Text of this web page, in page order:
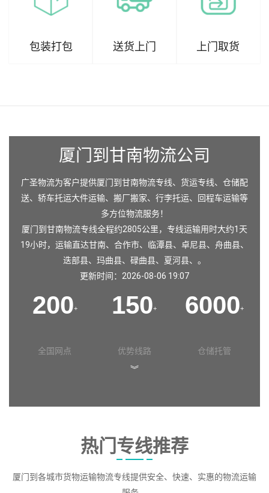
包装打包 送货上门 上门取货
厦门到甘南物流公司
广圣物流为客户提供厦门到甘南物流专线、货运专线、仓储配
送、轿车托运大件运输、搬厂搬家、行李托运、回程车运输等
多方位物流服务！
厦门到甘南物流专线全程约2805公里，专线运输用时大约1天
19小时，运输直达甘南、 合作市、 临潭县、 卓尼县、 舟曲县、
迭部县、 玛曲县、 碌曲县、 夏河县、。
更新时间：2026-08-06 19:07
200+
全国网点
150+
优势线路
6000+
仓储托管
︾
热门专线推荐
厦门到各城市货物运输物流专线提供安全、快速、实惠的物流运输